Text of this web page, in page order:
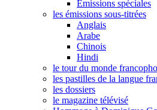
Émissions spéciales
les émissions sous-titrées
Anglais
Arabe
Chinois
Hindi
le tour du monde
les pastilles de la langue
les dossiers
le magazine télévisé